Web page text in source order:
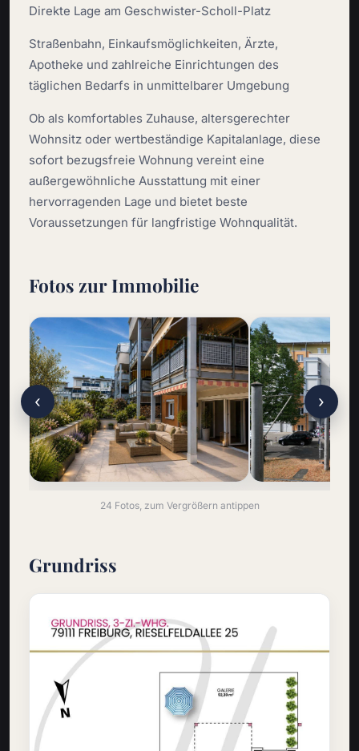
Direkte Lage am Geschwister-Scholl-Platz
Straßenbahn, Einkaufsmöglichkeiten, Ärzte,
Apotheke und zahlreiche Einrichtungen des
täglichen Bedarfs in unmittelbarer Umgebung
Ob als komfortables Zuhause, altersgerechter
Wohnsitz oder wertbeständige Kapitalanlage, diese
sofort bezugsfreie Wohnung vereint eine
außergewöhnliche Ausstattung mit einer
hervorragenden Lage und bietet beste
Voraussetzungen für langfristige Wohnqualität.
Fotos zur Immobilie
‹ ›
24 Fotos, zum Vergrößern antippen
Grundriss